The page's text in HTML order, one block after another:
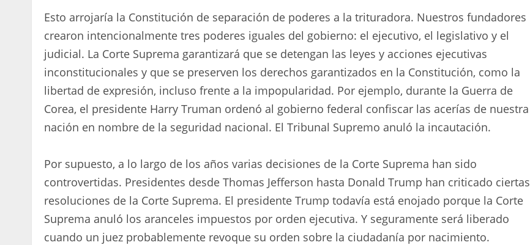
Esto arrojaría la Constitución de separación de poderes a la trituradora. Nuestros fundadores
crearon intencionalmente tres poderes iguales del gobierno: el ejecutivo, el legislativo y el
judicial. La Corte Suprema garantizará que se detengan las leyes y acciones ejecutivas
inconstitucionales y que se preserven los derechos garantizados en la Constitución, como la
libertad de expresión, incluso frente a la impopularidad. Por ejemplo, durante la Guerra de
Corea, el presidente Harry Truman ordenó al gobierno federal confiscar las acerías de nuestra
nación en nombre de la seguridad nacional. El Tribunal Supremo anuló la incautación.
Por supuesto, a lo largo de los años varias decisiones de la Corte Suprema han sido
controvertidas. Presidentes desde Thomas Jefferson hasta Donald Trump han criticado ciertas
resoluciones de la Corte Suprema. El presidente Trump todavía está enojado porque la Corte
Suprema anuló los aranceles impuestos por orden ejecutiva. Y seguramente será liberado
cuando un juez probablemente revoque su orden sobre la ciudadanía por nacimiento.